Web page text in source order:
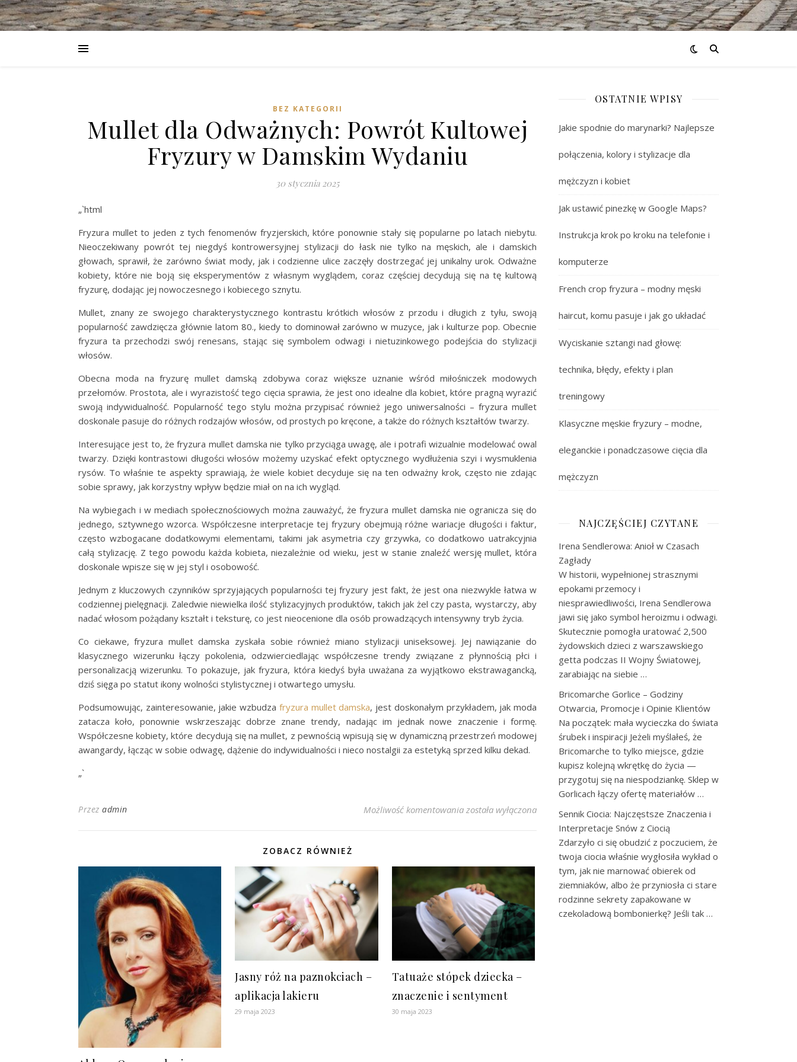
BEZ KATEGORII
Mullet dla Odważnych: Powrót Kultowej
Fryzury w Damskim Wydaniu
30 stycznia 2025
„`html
Fryzura mullet to jeden z tych fenomenów fryzjerskich, które ponownie stały się popularne po latach niebytu.
Nieoczekiwany powrót tej niegdyś kontrowersyjnej stylizacji do łask nie tylko na męskich, ale i damskich
głowach, sprawił, że zarówno świat mody, jak i codzienne ulice zaczęły dostrzegać jej unikalny urok. Odważne
kobiety, które nie boją się eksperymentów z własnym wyglądem, coraz częściej decydują się na tę kultową
fryzurę, dodając jej nowoczesnego i kobiecego sznytu.
Mullet, znany ze swojego charakterystycznego kontrastu krótkich włosów z przodu i długich z tyłu, swoją
popularność zawdzięcza głównie latom 80., kiedy to dominował zarówno w muzyce, jak i kulturze pop. Obecnie
fryzura ta przechodzi swój renesans, stając się symbolem odwagi i nietuzinkowego podejścia do stylizacji
włosów.
Obecna moda na fryzurę mullet damską zdobywa coraz większe uznanie wśród miłośniczek modowych
przełomów. Prostota, ale i wyrazistość tego cięcia sprawia, że jest ono idealne dla kobiet, które pragną wyrazić
swoją indywidualność. Popularność tego stylu można przypisać również jego uniwersalności – fryzura mullet
doskonale pasuje do różnych rodzajów włosów, od prostych po kręcone, a także do różnych kształtów twarzy.
Interesujące jest to, że fryzura mullet damska nie tylko przyciąga uwagę, ale i potrafi wizualnie modelować owal
twarzy. Dzięki kontrastowi długości włosów możemy uzyskać efekt optycznego wydłużenia szyi i wysmuklenia
rysów. To właśnie te aspekty sprawiają, że wiele kobiet decyduje się na ten odważny krok, często nie zdając
sobie sprawy, jak korzystny wpływ będzie miał on na ich wygląd.
Na wybiegach i w mediach społecznościowych można zauważyć, że fryzura mullet damska nie ogranicza się do
jednego, sztywnego wzorca. Współczesne interpretacje tej fryzury obejmują różne wariacje długości i faktur,
często wzbogacane dodatkowymi elementami, takimi jak asymetria czy grzywka, co dodatkowo uatrakcyjnia
całą stylizację. Z tego powodu każda kobieta, niezależnie od wieku, jest w stanie znaleźć wersję mullet, która
doskonale wpisze się w jej styl i osobowość.
Jednym z kluczowych czynników sprzyjających popularności tej fryzury jest fakt, że jest ona niezwykle łatwa w
codziennej pielęgnacji. Zaledwie niewielka ilość stylizacyjnych produktów, takich jak żel czy pasta, wystarczy, aby
nadać włosom pożądany kształt i teksturę, co jest nieocenione dla osób prowadzących intensywny tryb życia.
Co ciekawe, fryzura mullet damska zyskała sobie również miano stylizacji uniseksowej. Jej nawiązanie do
klasycznego wizerunku łączy pokolenia, odzwierciedlając współczesne trendy związane z płynnością płci i
personalizacją wizerunku. To pokazuje, jak fryzura, która kiedyś była uważana za wyjątkowo ekstrawagancką,
dziś sięga po statut ikony wolności stylistycznej i otwartego umysłu.
Podsumowując, zainteresowanie, jakie wzbudza fryzura mullet damska, jest doskonałym przykładem, jak moda
zatacza koło, ponownie wskrzeszając dobrze znane trendy, nadając im jednak nowe znaczenie i formę.
Współczesne kobiety, które decydują się na mullet, z pewnością wpisują się w dynamiczną przestrzeń modowej
awangardy, łącząc w sobie odwagę, dążenie do indywidualności i nieco nostalgii za estetyką sprzed kilku dekad.
„`
Przez admin Możliwość komentowania Mullet dla Odważnych: Powrót Kultowej Fryzury w Damskim Wydaniu
została wyłączona
ZOBACZ RÓWNIEŻ
Jasny róż na paznokciach –
aplikacja lakieru
29 maja 2023
Tatuaże stópek dziecka –
znaczenie i sentyment
30 maja 2023
OSTATNIE WPISY
Jakie spodnie do marynarki? Najlepsze
połączenia, kolory i stylizacje dla
mężczyzn i kobiet
Jak ustawić pinezkę w Google Maps?
Instrukcja krok po kroku na telefonie i
komputerze
French crop fryzura – modny męski
haircut, komu pasuje i jak go układać
Wyciskanie sztangi nad głowę:
technika, błędy, efekty i plan
treningowy
Klasyczne męskie fryzury – modne,
eleganckie i ponadczasowe cięcia dla
mężczyzn
NAJCZĘŚCIEJ CZYTANE
Irena Sendlerowa: Anioł w Czasach
Zagłady
W historii, wypełnionej strasznymi
epokami przemocy i
niesprawiedliwości, Irena Sendlerowa
jawi się jako symbol heroizmu i odwagi.
Skutecznie pomogła uratować 2,500
żydowskich dzieci z warszawskiego
getta podczas II Wojny Światowej,
zarabiając na siebie …
Bricomarche Gorlice – Godziny
Otwarcia, Promocje i Opinie Klientów
Na początek: mała wycieczka do świata
śrubek i inspiracji Jeżeli myślałeś, że
Bricomarche to tylko miejsce, gdzie
kupisz kolejną wkrętkę do życia —
przygotuj się na niespodziankę. Sklep w
Gorlicach łączy ofertę materiałów …
Sennik Ciocia: Najczęstsze Znaczenia i
Interpretacje Snów z Ciocią
Zdarzyło ci się obudzić z poczuciem, że
twoja ciocia właśnie wygłosiła wykład o
tym, jak nie marnować obierek od
ziemniaków, albo że przyniosła ci stare
rodzinne sekrety zapakowane w
czekoladową bombonierkę? Jeśli tak …